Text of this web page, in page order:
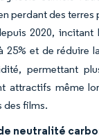
perdant des
2020,
25% et de réduire
permettant
attractifs même
des films.
neutralité